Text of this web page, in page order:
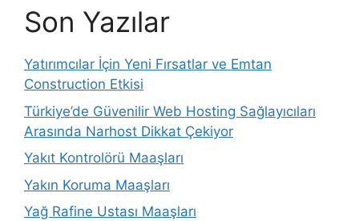
Son Yazılar
Yatırımcılar İçin Yeni Fırsatlar ve Emtan
Construction Etkisi
Türkiye’de Güvenilir Web Hosting Sağlayıcıları
Arasında Narhost Dikkat Çekiyor
Yakıt Kontrolörü Maaşları
Yakın Koruma Maaşları
Yağ Rafine Ustası Maaşları